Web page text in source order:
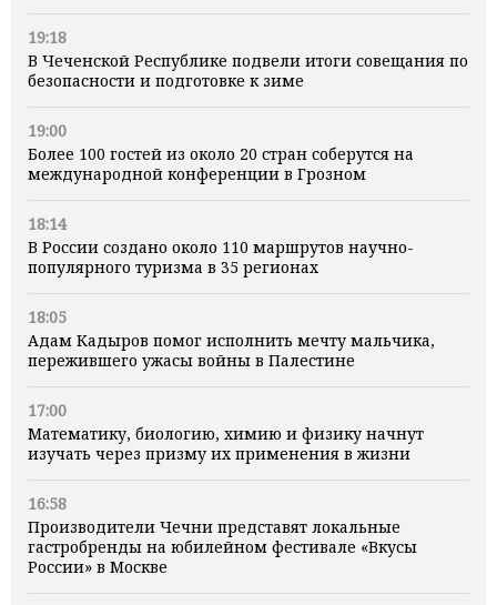
19:18
В Чеченской Республике подвели итоги совещания по
безопасности и подготовке к зиме
19:00
Более 100 гостей из около 20 стран соберутся на
международной конференции в Грозном
18:14
В России создано около 110 маршрутов научно-
популярного туризма в 35 регионах
18:05
Адам Кадыров помог исполнить мечту мальчика,
пережившего ужасы войны в Палестине
17:00
Математику, биологию, химию и физику начнут
изучать через призму их применения в жизни
16:58
Производители Чечни представят локальные
гастробренды на юбилейном фестивале «Вкусы
России» в Москве